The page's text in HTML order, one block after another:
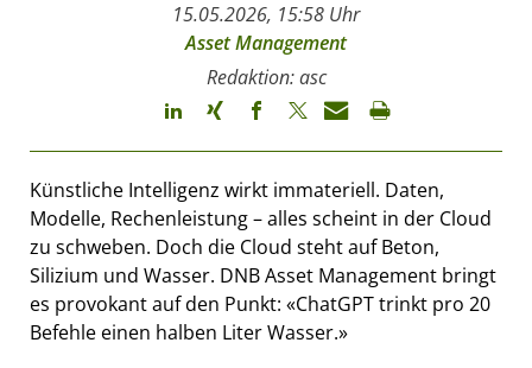
15.05.2026, 15:58 Uhr
Asset Management
Redaktion: asc
Künstliche Intelligenz wirkt immateriell. Daten,
Modelle, Rechenleistung – alles scheint in der Cloud
zu schweben. Doch die Cloud steht auf Beton,
Silizium und Wasser. DNB Asset Management bringt
es provokant auf den Punkt: «ChatGPT trinkt pro 20
Befehle einen halben Liter Wasser.»